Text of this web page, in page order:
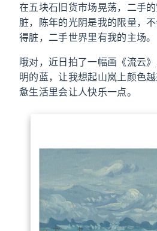
在五块石旧货市场晃荡，二手
脏，陈年的光阴是我的限量，
得脏，二手世界里有我的主场。
哦对，近日拍了一幅画《流云
明的蓝，让我想起山岚上颜色
惫生活里会让人快乐一点。